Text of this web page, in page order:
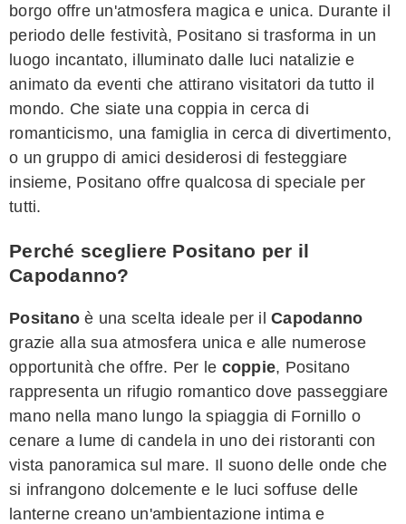
borgo offre un'atmosfera magica e unica. Durante il
periodo delle festività, Positano si trasforma in un
luogo incantato, illuminato dalle luci natalizie e
animato da eventi che attirano visitatori da tutto il
mondo. Che siate una coppia in cerca di
romanticismo, una famiglia in cerca di divertimento,
o un gruppo di amici desiderosi di festeggiare
insieme, Positano offre qualcosa di speciale per
tutti.
Perché scegliere Positano per il
Capodanno?
Positano è una scelta ideale per il Capodanno
grazie alla sua atmosfera unica e alle numerose
opportunità che offre. Per le coppie, Positano
rappresenta un rifugio romantico dove passeggiare
mano nella mano lungo la spiaggia di Fornillo o
cenare a lume di candela in uno dei ristoranti con
vista panoramica sul mare. Il suono delle onde che
si infrangono dolcemente e le luci soffuse delle
lanterne creano un'ambientazione intima e